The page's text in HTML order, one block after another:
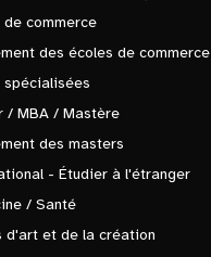
de commerce
des écoles de commerce
spécialisées
/ MBA / Mastère
des masters
- Étudier à l'étranger
/ Santé
d'art et de la création